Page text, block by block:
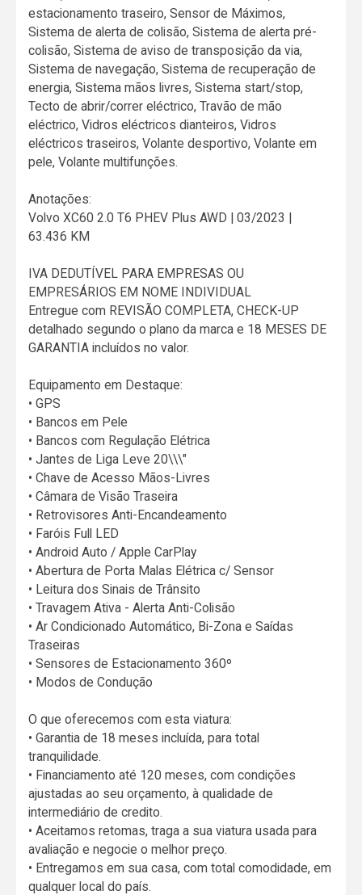
estacionamento traseiro, Sensor de Máximos,
Sistema de alerta de colisão, Sistema de alerta pré-
colisão, Sistema de aviso de transposição da via,
Sistema de navegação, Sistema de recuperação de
energia, Sistema mãos livres, Sistema start/stop,
Tecto de abrir/correr eléctrico, Travão de mão
eléctrico, Vidros eléctricos dianteiros, Vidros
eléctricos traseiros, Volante desportivo, Volante em
pele, Volante multifunções.
Anotações:
Volvo XC60 2.0 T6 PHEV Plus AWD | 03/2023 |
63.436 KM
IVA DEDUTÍVEL PARA EMPRESAS OU
EMPRESÁRIOS EM NOME INDIVIDUAL
Entregue com REVISÃO COMPLETA, CHECK-UP
detalhado segundo o plano da marca e 18 MESES DE
GARANTIA incluídos no valor.
Equipamento em Destaque:
• GPS
• Bancos em Pele
• Bancos com Regulação Elétrica
• Jantes de Liga Leve 20\\\"
• Chave de Acesso Mãos-Livres
• Câmara de Visão Traseira
• Retrovisores Anti-Encandeamento
• Faróis Full LED
• Android Auto / Apple CarPlay
• Abertura de Porta Malas Elétrica c/ Sensor
• Leitura dos Sinais de Trânsito
• Travagem Ativa - Alerta Anti-Colisão
• Ar Condicionado Automático, Bi-Zona e Saídas
Traseiras
• Sensores de Estacionamento 360º
• Modos de Condução
O que oferecemos com esta viatura:
• Garantia de 18 meses incluída, para total
tranquilidade.
• Financiamento até 120 meses, com condições
ajustadas ao seu orçamento, à qualidade de
intermediário de credito.
• Aceitamos retomas, traga a sua viatura usada para
avaliação e negocie o melhor preço.
• Entregamos em sua casa, com total comodidade, em
qualquer local do país.